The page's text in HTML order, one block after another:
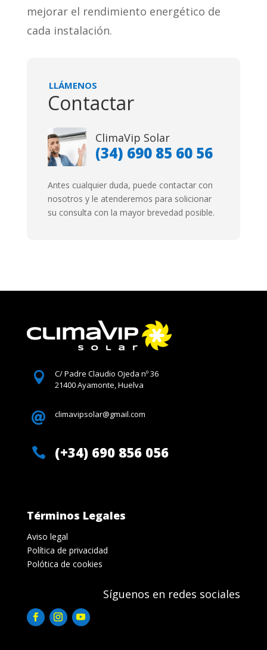
mejorar el rendimiento energético de
cada instalación.
LLÁMENOS
Contactar
ClimaVip Solar
(34) 690 85 60 56
Antes cualquier duda, puede contactar con
nosotros y le atenderemos para solicionar
su consulta con la mayor brevedad posible.

C/ Padre Claudio Ojeda nº 36
21400 Ayamonte, Huelva
 climavipsolar@gmail.com
 (+34) 690 856 056
Términos Legales
Aviso legal
Política de privacidad
Polótica de cookies
Síguenos en redes sociales